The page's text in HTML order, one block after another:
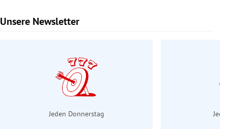
Unsere Newsletter
Slide 1 von 6
Jeden Donnerstag